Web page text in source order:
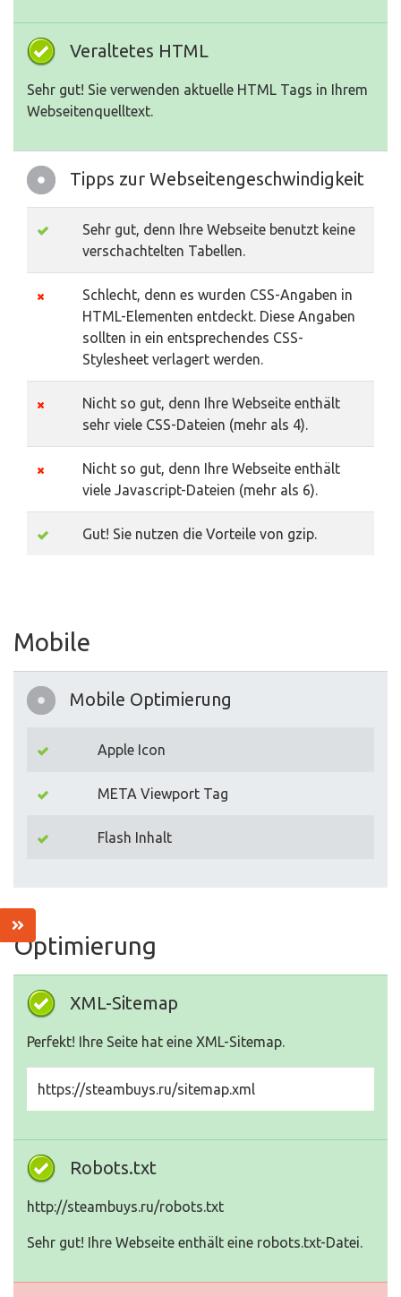
Veraltetes HTML
Sehr gut! Sie verwenden aktuelle HTML Tags in Ihrem
Webseitenquelltext.
Tipps zur Webseitengeschwindigkeit
Sehr gut, denn Ihre Webseite benutzt keine
verschachtelten Tabellen.
Schlecht, denn es wurden CSS-Angaben in
HTML-Elementen entdeckt. Diese Angaben
sollten in ein entsprechendes CSS-
Stylesheet verlagert werden.
Nicht so gut, denn Ihre Webseite enthält
sehr viele CSS-Dateien (mehr als 4).
Nicht so gut, denn Ihre Webseite enthält
viele Javascript-Dateien (mehr als 6).
Gut! Sie nutzen die Vorteile von gzip.
Mobile
Mobile Optimierung
Apple Icon
META Viewport Tag
Flash Inhalt
Optimierung
XML-Sitemap
Perfekt! Ihre Seite hat eine XML-Sitemap.
https://steambuys.ru/sitemap.xml
Robots.txt
http://steambuys.ru/robots.txt
Sehr gut! Ihre Webseite enthält eine robots.txt-Datei.